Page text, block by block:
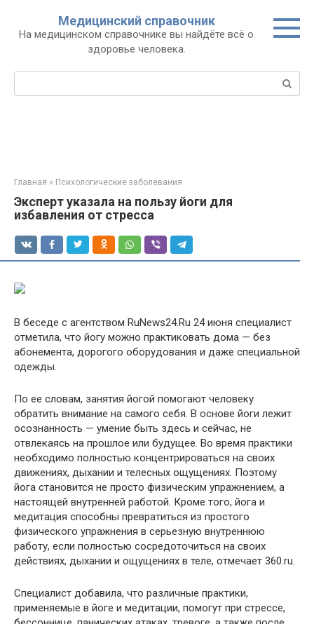
контенту
Медицинский справочник
На медицинском справочнике вы найдёте всё о
здоровье человека.
Главная » Психологические заболевания
Эксперт указала на пользу йоги для
избавления от стресса
В беседе с агентством RuNews24.Ru 24 июня специалист
отметила, что йогу можно практиковать дома — без
абонемента, дорогого оборудования и даже специальной
одежды.
По ее словам, занятия йогой помогают человеку
обратить внимание на самого себя. В основе йоги лежит
осознанность — умение быть здесь и сейчас, не
отвлекаясь на прошлое или будущее. Во время практики
необходимо полностью концентрироваться на своих
движениях, дыхании и телесных ощущениях. Поэтому
йога становится не просто физическим упражнением, а
настоящей внутренней работой. Кроме того, йога и
медитация способны превратиться из простого
физического упражнения в серьезную внутреннюю
работу, если полностью сосредоточиться на своих
действиях, дыхании и ощущениях в теле, отмечает 360.ru.
Специалист добавила, что различные практики,
применяемые в йоге и медитации, помогут при стрессе,